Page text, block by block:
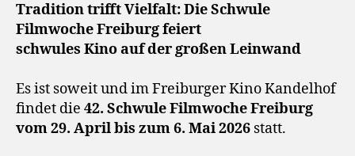
Tradition trifft Vielfalt: Die Schwule
Filmwoche Freiburg feiert
schwules Kino auf der großen Leinwand
Es ist soweit und im Freiburger Kino Kandelhof
findet die 42. Schwule Filmwoche Freiburg
vom 29. April bis zum 6. Mai 2026 statt.